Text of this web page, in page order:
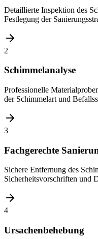
Detaillierte Inspektion des
Festlegung der
2
Schimmelanalyse
Professionelle
der Schimmelart und
3
Fachgerechte
Sichere Entfernung des
Sicherheitsvorschriften und
4
Ursachenbehebung